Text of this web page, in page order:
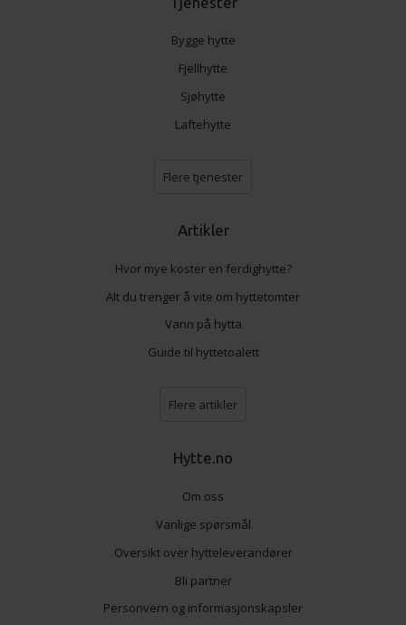
Bygge hytte
Fjellhytte
Sjøhytte
Laftehytte
Flere tjenester
Artikler
Hvor mye koster en ferdighytte?
Alt du trenger å vite om hyttetomter
Vann på hytta
Guide til hyttetoalett
Flere artikler
Hytte.no
Om oss
Vanlige spørsmål
Oversikt over hytteleverandører
Bli partner
Personvern og informasjonskapsler